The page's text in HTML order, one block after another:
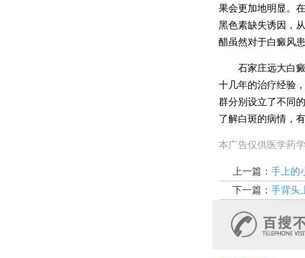
果会更加地明显。
黑色素缺失诱因，
醋虽然对于白癜风
石家庄远大白癜
十几年的治疗经验
群分别设立了不同
了解白斑的病情，
本广告仅供医学药
上一篇： 手上的
下一篇： 手背头